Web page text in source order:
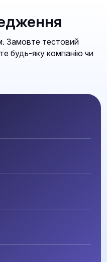
Замовте тестовий
будь-яку компанію чи